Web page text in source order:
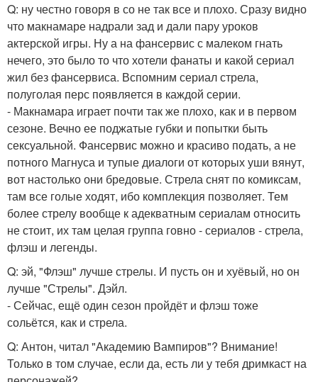
Q: ну честно говоря в со не так все и плохо. Сразу видно
что макнамаре надрали зад и дали пару уроков
актерской игры. Ну а на фансервис с малеком гнать
нечего, это было то что хотели фанаты и какой сериал
жил без фансервиса. Вспомним сериал стрела,
полуголая перс появляется в каждой серии.
- Макнамара играет почти так же плохо, как и в первом
сезоне. Вечно ее поджатые губки и попытки быть
сексуальной. Фансервис можно и красиво подать, а не
потного Магнуса и тупые диалоги от которых уши вянут,
вот настолько они бредовые. Стрела снят по комиксам,
там все голые ходят, ибо комплекция позволяет. Тем
более стрелу вообще к адекватным сериалам относить
не стоит, их там целая группа говно - сериалов - стрела,
флэш и легенды.
Q: эй, "Флэш" лучше стрелы. И пусть он и хуёвый, но он
лучше "Стрелы". Дэйл.
- Сейчас, ещё один сезон пройдёт и флэш тоже
сольётся, как и стрела.
Q: Антон, читал "Академию Вампиров"? Внимание!
Только в том случае, если да, есть ли у тебя дримкаст на